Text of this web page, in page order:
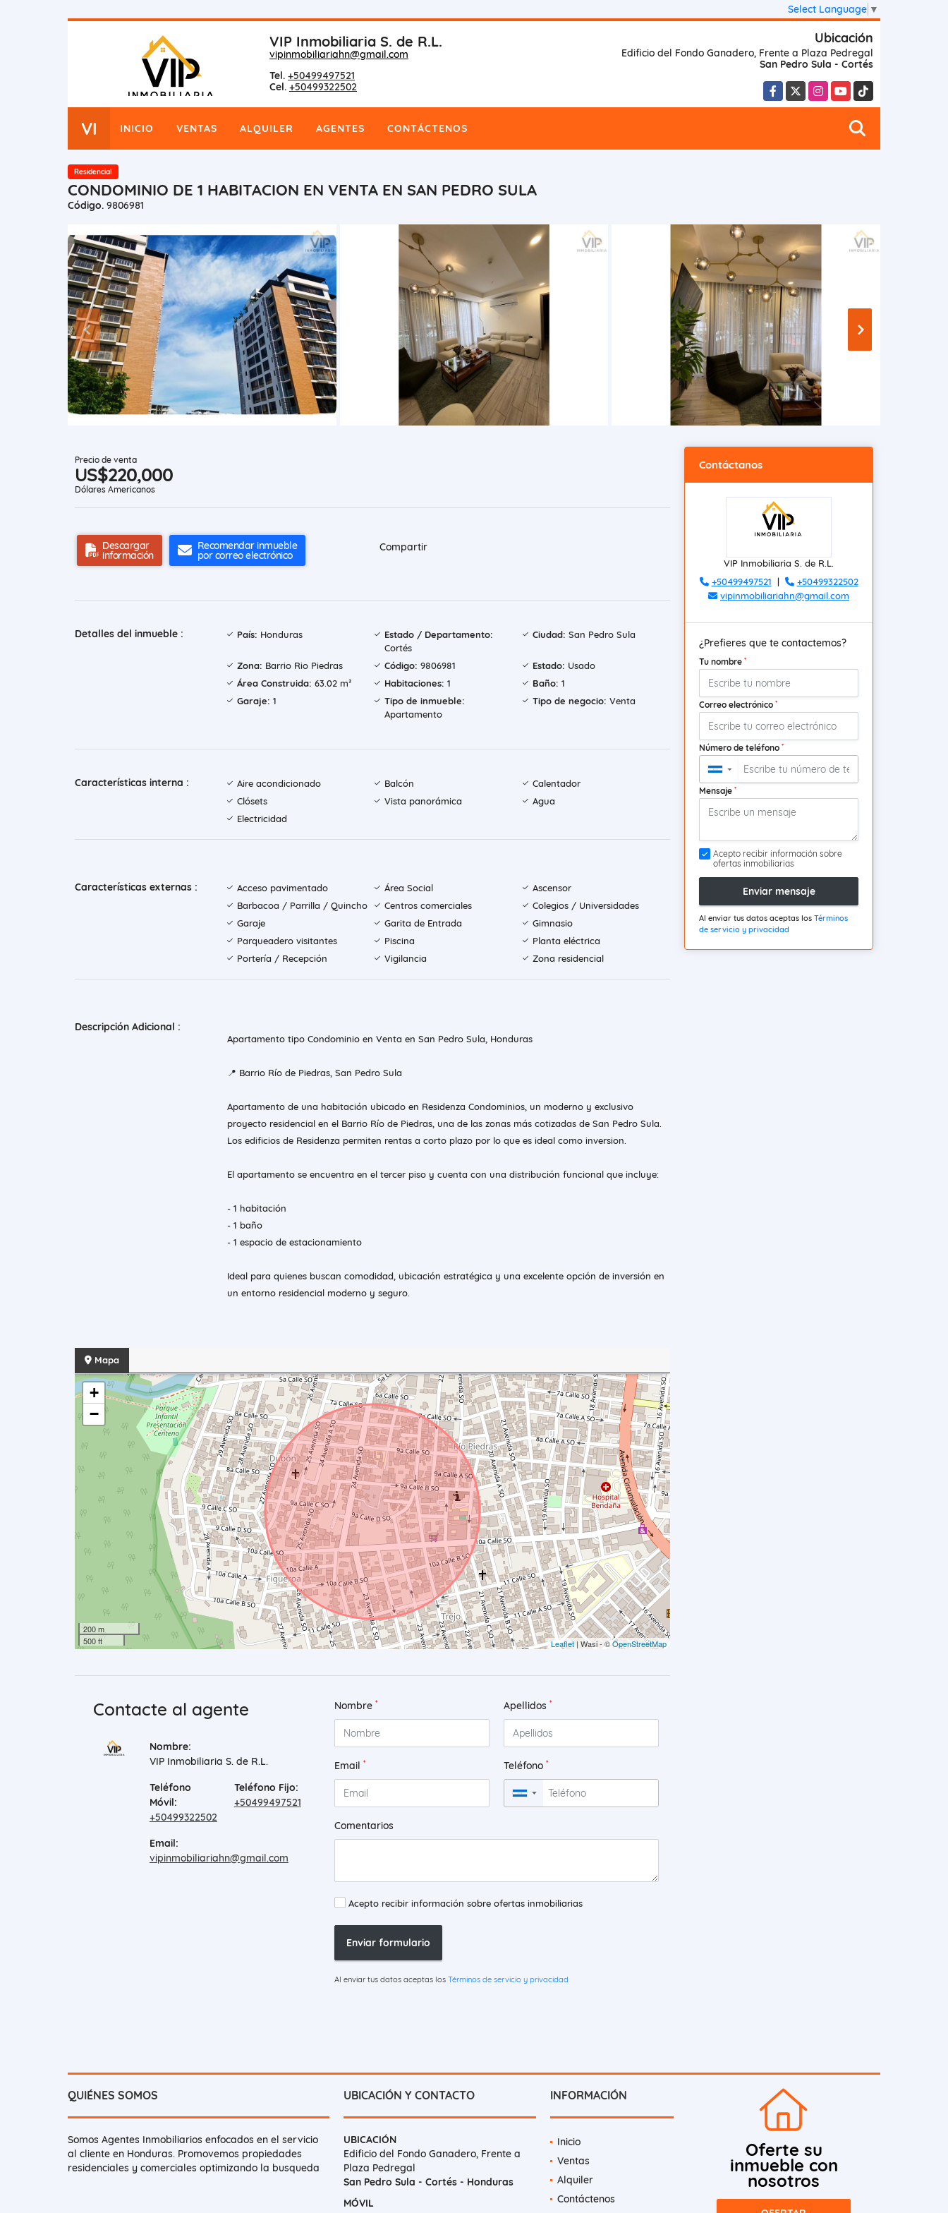
Select Language ▼
VIP Inmobiliaria S. de R.L.
vipinmobiliariahn@gmail.com
Tel. +50499497521
Cel. +50499322502
Ubicación
Edificio del Fondo Ganadero, Frente a Plaza Pedregal
San Pedro Sula - Cortés
Facebook
X InstagramYouTubeTikTok
VI INICIO VENTAS ALQUILER AGENTES CONTÁCTENOS
Residencial
CONDOMINIO DE 1 HABITACION EN VENTA EN SAN PEDRO SULA
Código. 9806981
Precio de venta
US$220,000
Dólares Americanos
Descargar
información
Recomendar inmueble
por correo electrónico
Compartir
Detalles del inmueble : País: Honduras
Estado / Departamento:
Cortés
Ciudad: San Pedro Sula
Zona: Barrio Rio Piedras Código: 9806981 Estado: Usado
Área Construida: 63.02 m² Habitaciones: 1 Baño: 1
Garaje: 1
Tipo de inmueble:
Apartamento
Tipo de negocio: Venta
Características interna : Aire acondicionado Balcón
Calentador
Clósets
Vista panorámica
Agua
Electricidad
Características externas : Acceso pavimentado Área Social
Ascensor
Barbacoa / Parrilla / Quincho
Centros comerciales
Colegios / Universidades
Garaje
Garita de Entrada
Gimnasio
Parqueadero visitantes
Piscina
Planta eléctrica
Portería / Recepción
Vigilancia Zona residencial
Descripción Adicional :
Apartamento tipo Condominio en Venta en San Pedro Sula, Honduras
📍 Barrio Río de Piedras, San Pedro Sula
Apartamento de una habitación ubicado en Residenza Condominios, un moderno y exclusivo
proyecto residencial en el Barrio Río de Piedras, una de las zonas más cotizadas de San Pedro Sula.
Los edificios de Residenza permiten rentas a corto plazo por lo que es ideal como inversion.
El apartamento se encuentra en el tercer piso y cuenta con una distribución funcional que incluye:
- 1 habitación
- 1 baño
- 1 espacio de estacionamiento
Ideal para quienes buscan comodidad, ubicación estratégica y una excelente opción de inversión en
un entorno residencial moderno y seguro.
Mapa
+
−
200 m
500 ft
Leaflet | Wasi - ©OpenStreetMap
Contacte al agente
Nombre:
VIP Inmobiliaria S. de R.L.
Teléfono
Móvil:
+50499322502
Teléfono Fijo:
+50499497521
Email:
vipinmobiliariahn@gmail.com
Nombre * Apellidos *
Email * Teléfono *
▼
Comentarios
Acepto recibir información sobre ofertas inmobiliarias
Enviar formulario
Al enviar tus datos aceptas los Términos de servicio y privacidad
Contáctanos
VIP Inmobiliaria S. de R.L.
+50499497521 |
+50499322502
vipinmobiliariahn@gmail.com
¿Prefieres que te contactemos?
Tu nombre *
Correo electrónico *
Número de teléfono *
▼
Mensaje *
Acepto recibir información sobre
ofertas inmobiliarias
Enviar mensaje
Al enviar tus datos aceptas los Términos
de servicio y privacidad
QUIÉNES SOMOS
Somos Agentes Inmobiliarios enfocados en el servicio
al cliente en Honduras. Promovemos propiedades
residenciales y comerciales optimizando la busqueda
UBICACIÓN Y CONTACTO
UBICACIÓN
Edificio del Fondo Ganadero, Frente a
Plaza Pedregal
San Pedro Sula - Cortés - Honduras
MÓVIL
INFORMACIÓN
Inicio
Ventas
Alquiler
Contáctenos
Oferte su
inmueble con
nosotros